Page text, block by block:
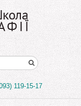
119-15-17